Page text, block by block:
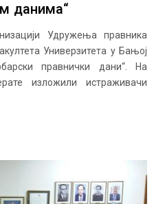
данима“
Удружења правника
Универзитета у Бањој
правнички дани“. На
изложили истраживачи